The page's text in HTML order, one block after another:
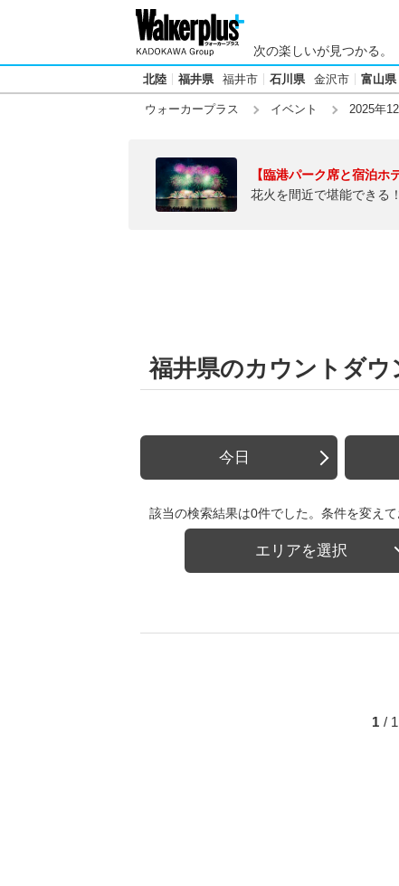
次の楽しいが見つかる。
北陸 福井県 福井市 石川県 金沢市 富山県
ウォーカープラス イベント 2025年
【臨港パーク席と宿泊ホ
花火を間近で堪能できる
福井県のカウントダウ
今日
該当の検索結果は0件でした。条件を変えて
エリアを選択
1 /